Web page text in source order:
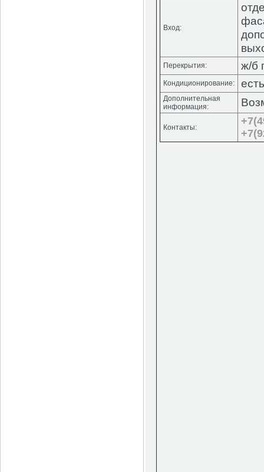
Вход:
Перекрытия: ж/б
Кондиционирование: есть
Дополнительная
информация:
Контакты: